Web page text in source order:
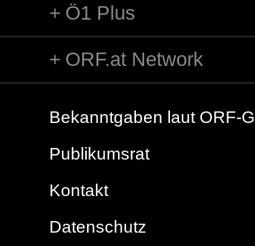
Ö1 Plus
ORF.at Network
Bekanntgaben laut ORF-G
Publikumsrat
Kontakt
Datenschutz